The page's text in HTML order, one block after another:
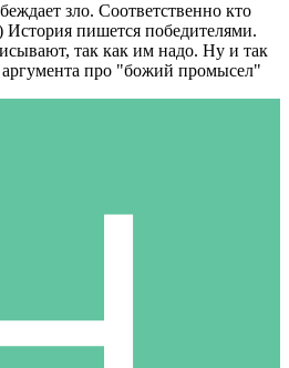
зло. Соответственно кто
пишется победителями.
так как им надо. Ну и так
аргумента про "божий промысел"